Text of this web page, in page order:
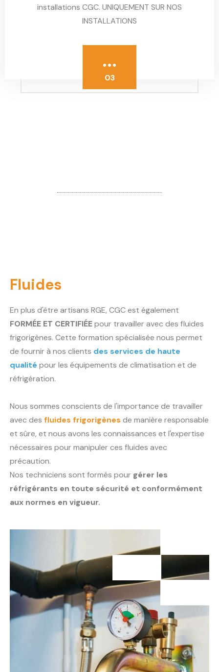
installations CGC. UNIQUEMENT SUR NOS
INSTALLATIONS
...
03
Fluides
En plus d'être artisans RGE, CGC est également
FORMÉE ET CERTIFIÉEpour travailler avec des fluides
frigorigènes. Cette formation spécialisée nous permet
de fournir à nos clients des services de haute
qualité pour les équipements de climatisation et de
réfrigération.
Nous sommes conscients de l'importance de travailler
avec des fluides frigorigènes de manière responsable
et sûre, et nous avons les connaissances et l'expertise
nécessaires pour manipuler ces fluides avec
précaution.
Nos techniciens sont formés pour gérer les
réfrigérants en toute sécurité et conformément
aux normes en vigueur.